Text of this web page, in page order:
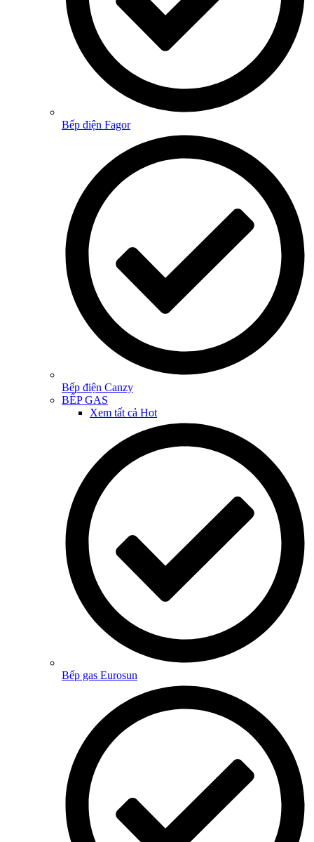
Bếp điện Fagor
Bếp điện Canzy
BẾP GAS
Xem tất cả Hot
Bếp gas Eurosun